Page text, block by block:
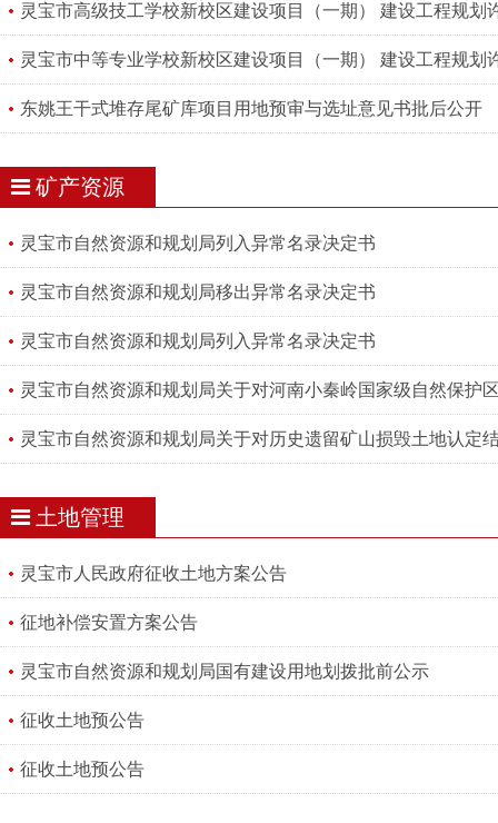
灵宝市高级技工学校新校区建设项目（一期） 建设工程规划
灵宝市中等专业学校新校区建设项目（一期） 建设工程规划
东姚王干式堆存尾矿库项目用地预审与选址意见书批后公开
矿产资源
灵宝市自然资源和规划局列入异常名录决定书
灵宝市自然资源和规划局移出异常名录决定书
灵宝市自然资源和规划局列入异常名录决定书
灵宝市自然资源和规划局关于对历史遗留矿山损毁土地认定
土地管理
灵宝市人民政府征收土地方案公告
征地补偿安置方案公告
灵宝市自然资源和规划局国有建设用地划拨批前公示
征收土地预公告
征收土地预公告